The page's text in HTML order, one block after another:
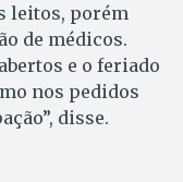
leitos, porém
de médicos.
e o feriado
nos pedidos
disse.